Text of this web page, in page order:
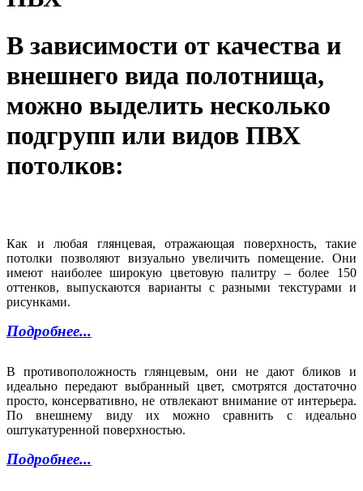
В зависимости от качества и
внешнего вида полотнища,
можно выделить несколько
подгрупп или видов ПВХ
потолков:
Как и любая глянцевая, отражающая поверхность, такие
потолки позволяют визуально увеличить помещение. Они
имеют наиболее широкую цветовую палитру – более 150
оттенков, выпускаются варианты с разными текстурами и
рисунками.
Подробнее...
В противоположность глянцевым, они не дают бликов и
идеально передают выбранный цвет, смотрятся достаточно
просто, консервативно, не отвлекают внимание от интерьера.
По внешнему виду их можно сравнить с идеально
оштукатуренной поверхностью.
Подробнее...